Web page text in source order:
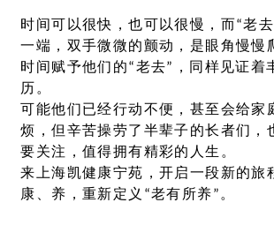
时间可以很快，也可以很慢，而“老
一端，双手微微的颤动，是眼角慢慢
时间赋予他们的“老去”，同样见证着
历。
可能他们已经行动不便，甚至会给家
烦，但辛苦操劳了半辈子的长者们，
要关注，值得拥有精彩的人生。
来上海凯健康宁苑，开启一段新的旅
康、养，重新定义“老有所养”。